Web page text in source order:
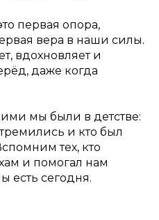
первая опора,
вера в наши силы.
вдохновляет и
даже когда
мы были в детстве:
и кто был
тех, кто
и помогал нам
есть сегодня.